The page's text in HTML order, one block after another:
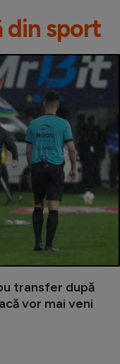
din sport
transfer după
vor mai veni